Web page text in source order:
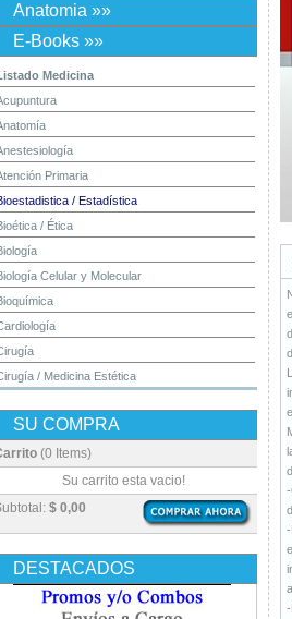
Anatomia »»
E-Books »»
Medicina
Primaria
/ Estadística
/ Ética
Celular y Molecular
/ Medicina Estética
Dermatología
por Imagen / Radiología
Epidemiología
Farmacia / Farmacología
SU COMPRA
(0 Items)
$ 0,00
Su carrito esta vacio!
DESTACADOS